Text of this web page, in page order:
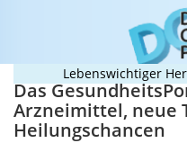
Lebenswichtiger
Das
Arzneimittel, neue
Heilungschancen